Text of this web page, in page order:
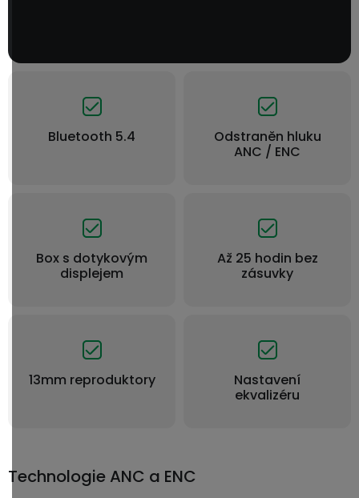
Bluetooth 5.4
Odstraněn hluku
ANC / ENC
Box s dotykovým
displejem
Až 25 hodin bez
zásuvky
13mm reproduktory
Nastavení
ekvalizéru
Technologie ANC a ENC